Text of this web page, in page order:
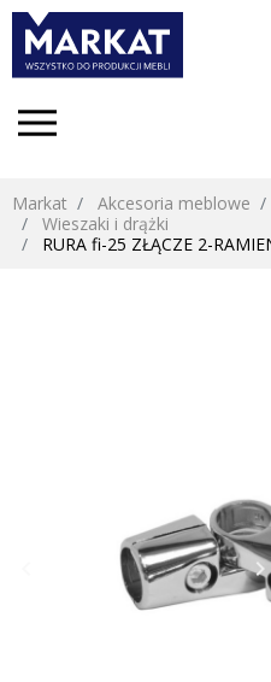
Markat Akcesoria meblowe
Wieszaki i drążki
RURA fi-25 ZŁĄCZE 2-